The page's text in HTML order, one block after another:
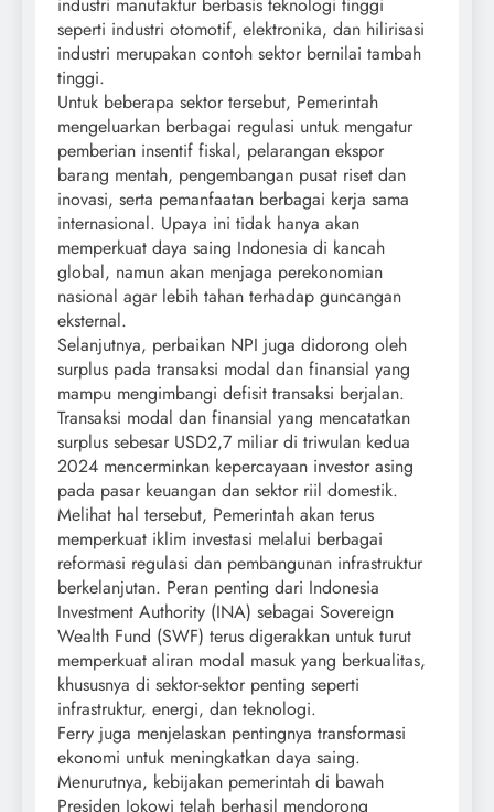
seperti industri otomotif, elektronika, dan hilirisasi
industri merupakan contoh sektor bernilai tambah
tinggi.
Untuk beberapa sektor tersebut, Pemerintah
mengeluarkan berbagai regulasi untuk mengatur
pemberian insentif fiskal, pelarangan ekspor
barang mentah, pengembangan pusat riset dan
inovasi, serta pemanfaatan berbagai kerja sama
internasional. Upaya ini tidak hanya akan
memperkuat daya saing Indonesia di kancah
global, namun akan menjaga perekonomian
nasional agar lebih tahan terhadap guncangan
eksternal.
Selanjutnya, perbaikan NPI juga didorong oleh
surplus pada transaksi modal dan finansial yang
mampu mengimbangi defisit transaksi berjalan.
Transaksi modal dan finansial yang mencatatkan
surplus sebesar USD2,7 miliar di triwulan kedua
2024 mencerminkan kepercayaan investor asing
pada pasar keuangan dan sektor riil domestik.
Melihat hal tersebut, Pemerintah akan terus
memperkuat iklim investasi melalui berbagai
reformasi regulasi dan pembangunan infrastruktur
berkelanjutan. Peran penting dari Indonesia
Investment Authority (INA) sebagai Sovereign
Wealth Fund (SWF) terus digerakkan untuk turut
memperkuat aliran modal masuk yang berkualitas,
khususnya di sektor-sektor penting seperti
infrastruktur, energi, dan teknologi.
Ferry juga menjelaskan pentingnya transformasi
ekonomi untuk meningkatkan daya saing.
Menurutnya, kebijakan pemerintah di bawah
Presiden Jokowi telah berhasil mendorong